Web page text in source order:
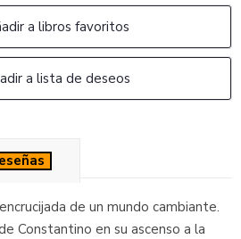
a libros favoritos
a lista de deseos
de un mundo cambiante.
Constantino en su ascenso a la